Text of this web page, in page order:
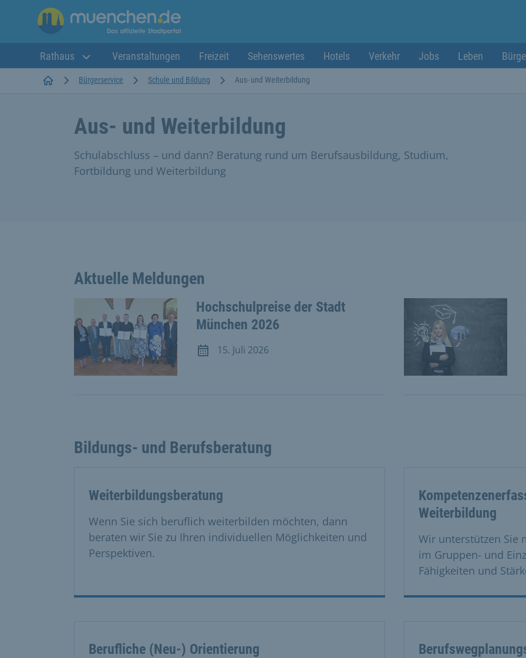
Rathaus Veranstaltungen Freizeit Sehenswertes Hotels Verkehr Jobs Leben
StartseiteBürgerservice Schule und Bildung Aus- und Weiterbildung
Aus- und Weiterbildung
Schulabschluss – und dann? Beratung rund um Berufsausbildung, Studium,
Fortbildung und Weiterbildung
Aktuelle Meldungen
Hochschulpreise der Stadt
München 2026
Meldung vom 15. Juli 2026
15. Juli 2026
Bildungs- und Berufsberatung
Weiterbildungsberatung
Wenn Sie sich beruflich weiterbilden möchten, dann
beraten wir Sie zu Ihren individuellen Möglichkeiten und
Perspektiven.
Weiterbildung
Wir unterstützen Sie
im Gruppen- und
Fähigkeiten und
Berufliche (Neu-) Orientierung